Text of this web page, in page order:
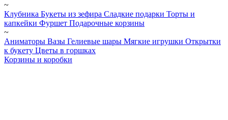
~
Клубника Букеты из зефира Сладкие подарки Торты и
капкейки Фуршет Подарочные корзины
~
Аниматоры Вазы Гелиевые шары Мягкие игрушки Открытки
к букету Цветы в горшках
Корзины и коробки